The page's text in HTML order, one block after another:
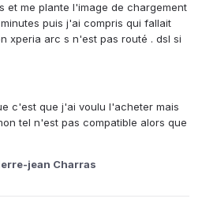
et me plante l'image de chargement
puis j'ai compris qui fallait
xperia arc s n'est pas routé . dsl si
c'est que j'ai voulu l'acheter mais
tel n'est pas compatible alors que
jean Charras